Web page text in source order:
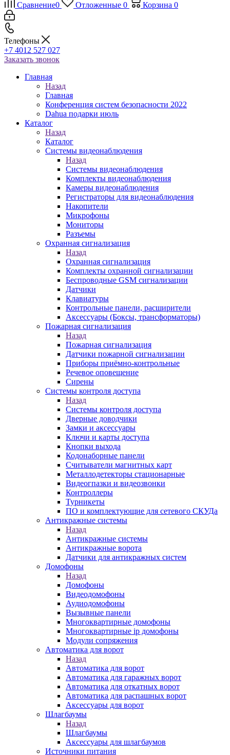
Сравнение0 Отложенные 0 Корзина 0
Телефоны
+7 4012 527 027
Заказать звонок
Главная
Назад
Главная
Конференция систем безопасности 2022
Dahua подарки июль
Каталог
Назад
Каталог
Системы видеонаблюдения
Назад
Системы видеонаблюдения
Комплекты видеонаблюдения
Камеры видеонаблюдения
Регистраторы для видеонаблюдения
Накопители
Микрофоны
Мониторы
Разъемы
Охранная сигнализация
Назад
Охранная сигнализация
Комплекты охранной сигнализации
Беспроводные GSM сигнализации
Датчики
Клавиатуры
Контрольные панели, расширители
Аксессуары (Боксы, трансформаторы)
Пожарная сигнализация
Назад
Пожарная сигнализация
Датчики пожарной сигнализации
Приборы приёмно-контрольные
Речевое оповещение
Сирены
Системы контроля доступа
Назад
Системы контроля доступа
Дверные доводчики
Замки и аксессуары
Ключи и карты доступа
Кнопки выхода
Кодонаборные панели
Считыватели магнитных карт
Металлодетекторы стационарные
Видеогпазки и видеозвонки
Контроллеры
Турникеты
ПО и комплектующие для сетевого СКУДа
Антикражные системы
Назад
Антикражные системы
Антикражные ворота
Датчики для антикражных систем
Домофоны
Назад
Домофоны
Видеодомофоны
Аудиодомофоны
Вызывные панели
Многоквартирные домофоны
Многоквартирные ip домофоны
Модули сопряжения
Автоматика для ворот
Назад
Автоматика для ворот
Автоматика для гаражных ворот
Автоматика для откатных ворот
Автоматика для распашных ворот
Аксессуары для ворот
Шлагбаумы
Назад
Шлагбаумы
Аксессуары для шлагбаумов
Источники питания